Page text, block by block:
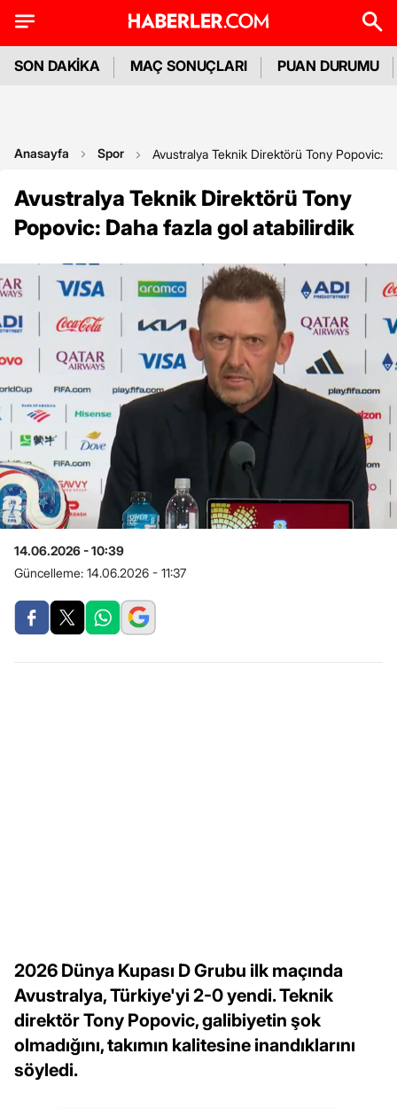
SON DAKİKA MAÇ SONUÇLARI PUAN DURUMU
Anasayfa Spor Avustralya Teknik Direktörü Tony Popovic:
Avustralya Teknik Direktörü Tony
Popovic: Daha fazla gol atabilirdik
14.06.2026 - 10:39
Güncelleme: 14.06.2026 - 11:37
2026 Dünya Kupası D Grubu ilk maçında
Avustralya, Türkiye'yi 2-0 yendi. Teknik
direktör Tony Popovic, galibiyetin şok
olmadığını, takımın kalitesine inandıklarını
söyledi.